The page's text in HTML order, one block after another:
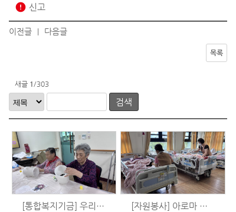
error 신고
이전글 다음글
목록
새글 1 /303
검색
[통합복지기금] 우리는 시니어 예술가 시즌3 - 공예활동 (8/5) [자원봉사] 아로마 발마사지 (7/26)